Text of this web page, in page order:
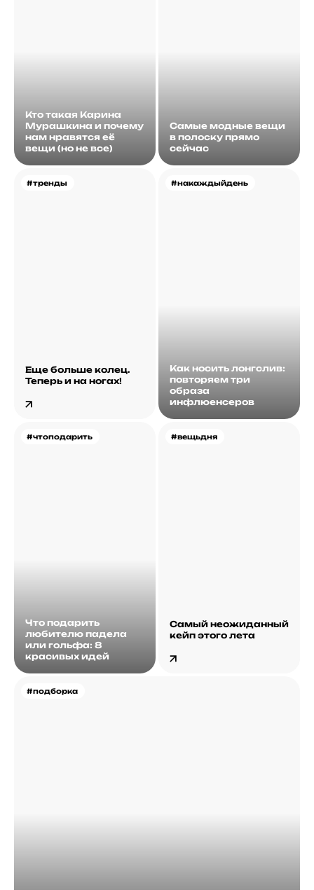
Кто такая Карина
Мурашкина и почему
нам нравятся её
вещи (но не все)
Самые модные вещи
в полоску прямо
сейчас
#тренды
Еще больше колец.
Теперь и на ногах!
#накаждыйдень
Как носить лонгслив:
повторяем три
образа
инфлюенсеров
#чтоподарить
Что подарить
любителю падела
или гольфа: 8
красивых идей
#подборка
#вещьдня
Самый неожиданный
кейп этого лета